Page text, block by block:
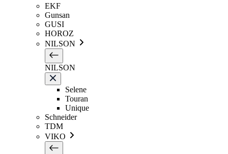
EKF
Gunsan
GUSI
HOROZ
NILSON
NILSON
Selene
Touran
Unique
Schneider
TDM
VIKO